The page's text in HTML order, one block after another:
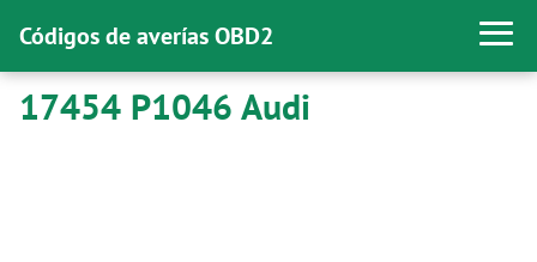
Códigos de averías OBD2
17454 P1046 Audi